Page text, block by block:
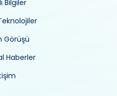
Bilgiler
Görüşü
Haberler